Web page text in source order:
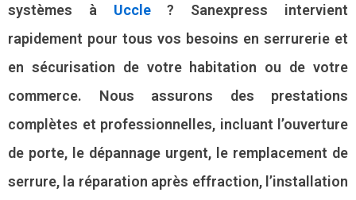
systèmes à Uccle
? Sanexpress intervient
rapidement pour tous vos besoins en serrurerie et
en sécurisation de votre habitation ou de votre
commerce. Nous assurons des prestations
complètes et professionnelles, incluant l’ouverture
de porte, le dépannage urgent, le remplacement de
serrure, la réparation après effraction, l’installation